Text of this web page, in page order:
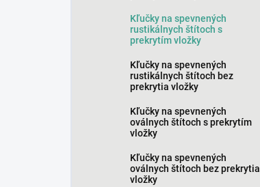
Kľučky na spevnených
rustikálnych štítoch s
prekrytím vložky
Kľučky na spevnených
rustikálnych štítoch bez
prekrytia vložky
Kľučky na spevnených
oválnych štítoch s prekrytím
vložky
Kľučky na spevnených
oválnych štítoch bez prekrytia
vložky